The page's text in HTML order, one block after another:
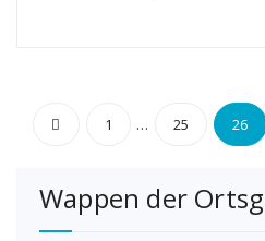
Beiträge
1 … 25 26
Wappen der